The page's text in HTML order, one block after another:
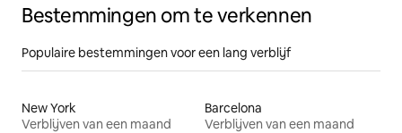
Bestemmingen om te verkennen
Populaire bestemmingen voor een lang verblijf
New York
Verblijven van een maand
Barcelona
Verblijven van een maand